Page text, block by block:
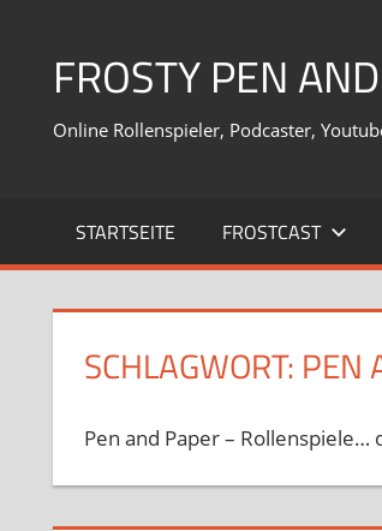
springenFROSTY PEN
Online Rollenspieler, Podcaster,
STARTSEITE FROSTCAST
SCHLAGWORT: PEN
Pen and Paper – Rollenspiele…